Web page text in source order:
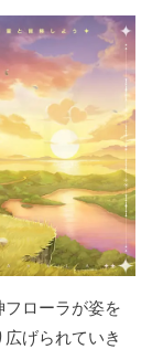
ローラが姿を
げられていき